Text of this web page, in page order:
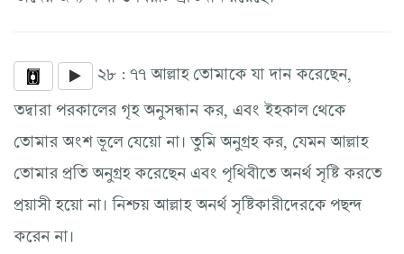
২৮ : ৭৭ আল্লাহ তোমাকে যা দান করেছেন,
তদ্বারা পরকালের গৃহ অনুসন্ধান কর, এবং ইহকাল থেকে
তোমার অংশ ভূলে যেয়ো না। তুমি অনুগ্রহ কর, যেমন আল্লাহ
তোমার প্রতি অনুগ্রহ করেছেন এবং পৃথিবীতে অনর্থ সৃষ্টি করতে
প্রয়াসী হয়ো না। নিশ্চয় আল্লাহ অনর্থ সৃষ্টিকারীদেরকে পছন্দ
করেন না।